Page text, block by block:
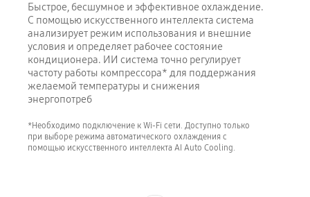
Быстрое, бесшумное и эффективное охлаждение.
С помощью искусственного интеллекта система
анализирует режим использования и внешние
условия и определяет рабочее состояние
кондиционера. ИИ система точно регулирует
частоту работы компрессора* для поддержания
желаемой температуры и снижения
энергопотреб
*Необходимо подключение к Wi-Fi сети. Доступно только
при выборе режима автоматического охлаждения с
помощью искусственного интеллекта AI Auto Cooling.